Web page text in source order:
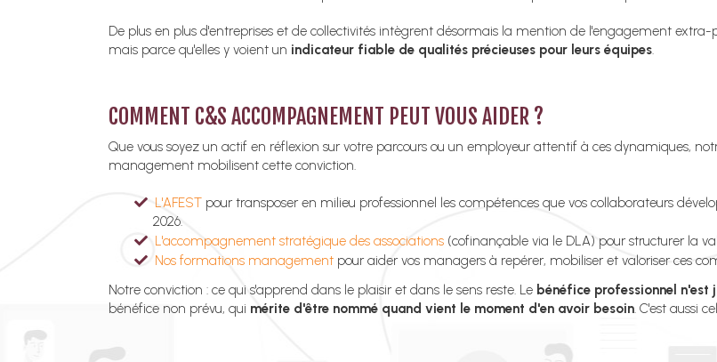
De plus en plus d'entreprises et de collectivités intègrent désormais la mention de l'engagement
mais parce qu'elles y voient un indicateur fiable de qualités précieuses pour leurs équipes.
COMMENT C&S ACCOMPAGNEMENT PEUT VOUS AIDER ?
Que vous soyez un actif en réflexion sur votre parcours ou un employeur attentif à ces dynamiques,
management mobilisent cette conviction.
L'AFEST pour transposer en milieu professionnel les compétences que vos collaborateurs
2026.
L'accompagnement stratégique des associations (cofinançable via le DLA) pour structurer la
Nos formations management pour aider vos managers à repérer, mobiliser et valoriser ces
Notre conviction : ce qui s'apprend dans le plaisir et dans le sens reste. Le bénéfice professionnel n'est
bénéfice non prévu, qui mérite d'être nommé quand vient le moment d'en avoir besoin. C'est aussi